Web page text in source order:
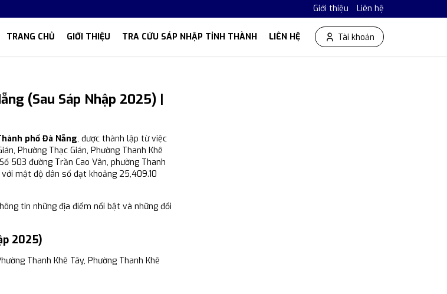
Giới thiệu Liên hệ
TRANG CHỦ GIỚI THIỆU TRA CỨU SÁP NHẬP TỈNH THÀNH LIÊN HỆ Tài khoản
(Sau Sáp Nhập 2025) |
phố Đà Nẵng, được thành lập từ việc
Phường Thạc Gián, Phường Thanh Khê
503 đường Trần Cao Vân, phường Thanh
mật độ dân số đạt khoảng 25,409.10
tin những địa điểm nổi bật và những đổi
2025)
Thanh Khê Tây, Phường Thanh Khê